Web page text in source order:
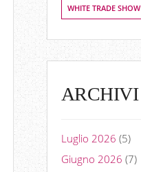
WHITE TRADE SHOW
ARCHIVI
Luglio 2026 (5)
Giugno 2026 (7)